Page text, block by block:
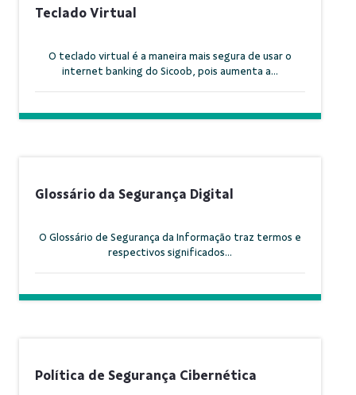
Teclado Virtual
O teclado virtual é a maneira mais segura de usar o
internet banking do Sicoob, pois aumenta a...
Glossário da Segurança Digital
O Glossário de Segurança da Informação traz termos e
respectivos significados...
Política de Segurança Cibernética